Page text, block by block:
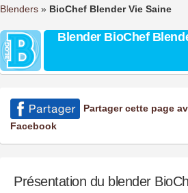
Blenders » BioChef Blender Vie Saine
Blender BioChef
Partager cette page
Facebook
Présentation du blender